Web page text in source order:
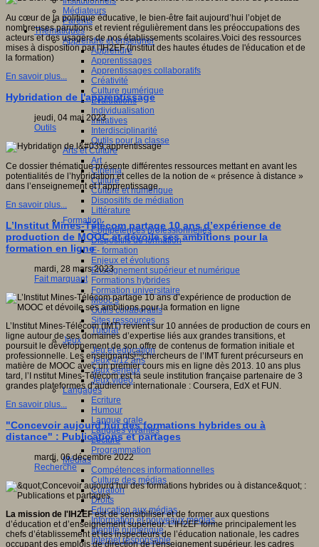
Médiateurs
Parents
Thématiques
Apprendre et enseigner
Apprendre
Apprentissages
Apprentissages collaboratifs
Créativité
Culture numérique
Evaluations
Individualisation
Initiatives
Interdisciplinarité
Outils pour la classe
Arts et Culture
Art
Cinéma
Culture
Culture et numérique
Dispositifs de médiation
Littérature
Formation
Compétences professionnelles
Dispositifs de formation
E- formation
Enjeux et évolutions
Enseignement supérieur et numérique
Formations hybrides
Formation universitaire
Mooc’s
Outils collaboratifs
Sites ressources
Tutorat
Jeux
Jeu et éducation
Jeux 4/12 ans
Jeux sérieux
Jeux vidéo
Langages
Ecriture
Humour
Langue orale
Langues vivantes
Lecture
Programmation
Médias
Compétences informationnelles
Culture des médias
Curation
Droits
Education aux médias
Information et nouveaux médias
Identité numérique
Internet responsable
Au cœur de la politique éducative, le bien-être fait aujourd’hui l’objet de
nombreuses parutions et revient régulièrement dans les préoccupations des
acteurs et des usagers de nos établissements scolaires.Voici des ressources
mises à disposition par l'IH2EF (Institut des hautes études de l'éducation et de
la formation)
En savoir plus...
Hybridation de l'apprentissage
jeudi, 04 mai 2023
Outils
Ce dossier thématique présente différentes ressources mettant en avant les
potentialités de l’hybridation et celles de la notion de « présence à distance »
dans l’enseignement et l’apprentissage.
En savoir plus...
L’Institut Mines-Télécom partage 10 ans d’expérience de
production de MOOC et dévoile ses ambitions pour la
formation en ligne
mardi, 28 mars 2023
Fait marquant
L’Institut Mines-Télécom (IMT) revient sur 10 années de production de cours en
ligne autour de ses domaines d’expertise liés aux grandes transitions, et
poursuit le développement de son offre de contenus de formation initiale et
professionnelle. Les enseignantschercheurs de l’IMT furent précurseurs en
matière de MOOC avec un premier cours mis en ligne dès 2013. 10 ans plus
tard, l’I nstitut Mines-Télécom est la seule institution française partenaire de 3
grandes plateformes d’audience internationale : Coursera, EdX et FUN.
En savoir plus...
"Concevoir aujourd’hui des formations hybrides ou à
distance" : Publications et partages
mardi, 06 décembre 2022
Recherche
La mission de l'IH2EFest de sensibiliser et de former aux questions
d’éducation et d’enseignement supérieur. L’IH2EF forme principalement les
chefs d’établissement et les inspecteurs de l’éducation nationale, les cadres
occupant des emplois de direction de l'enseignement supérieur, les cadres